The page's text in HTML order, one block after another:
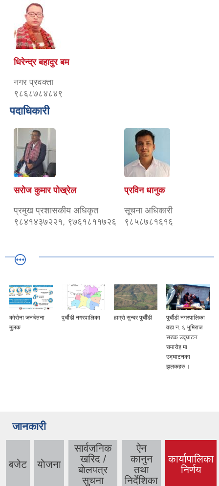
धिरेन्द्र बहादुर बम
नगर प्रवक्ता
९८६८७८४८४९
पदाधिकारी
सरोज कुमार पोख्रेल
प्रमुख प्रशासकीय अधिकृत
९८४१४३७२२१, ९७६१८११७२६
प्रविन धानुक
सूचना अधिकारी
९८५८७८१६१६
कोराेना जनचेतना
मुलक
पुर्चौडी नगरपालिका हाम्रो सुन्दर पुर्चौंडी
पुर्चौडी नगरपालिका
वडा न. ६ भुमिराज
सडक उद्घ‍ाटन
समारोह मा
उद्घ‍ाटनका
झलकहरु ।
जानकारी
बजेट याेजना
सार्वजनिक
खरिद /
बाेलपत्र
सुचना
ऐन
कानुन
तथा
निर्देशिका
कार्यापालिका
निर्णय
(active